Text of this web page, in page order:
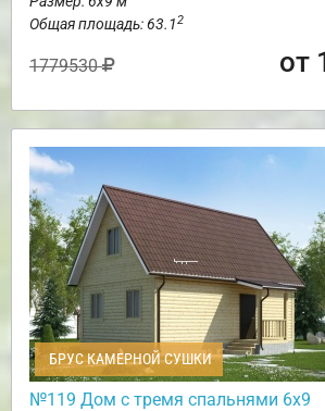
Общая площадь: 63.12
1779530 от
БРУС КАМЕРНОЙ СУШКИ
№119 Дом с тремя спальнями 6х9